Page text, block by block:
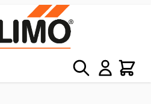
Søg Kurv